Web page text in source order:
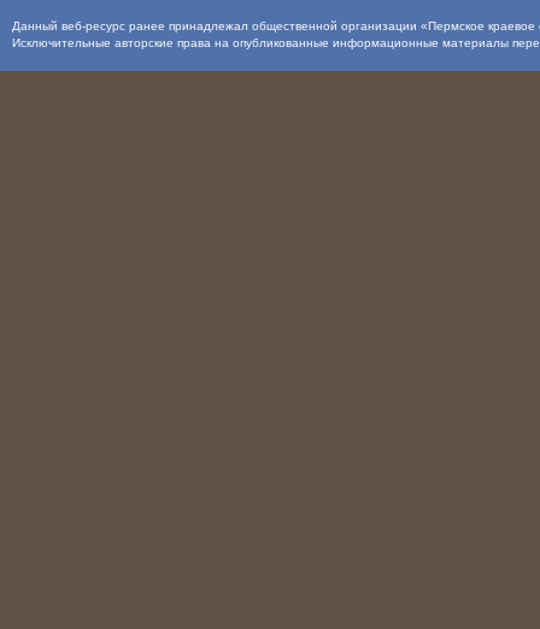
Данный веб-ресурс ранее принадлежал общественной организации «Пермское
Исключительные авторские права на опубликованные информационные материалы